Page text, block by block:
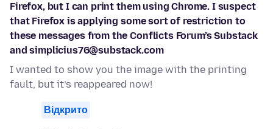
Firefox, but I can print them using Chrome. I suspect
that Firefox is applying some sort of restriction to
these messages from the Conflicts Forum’s Substack
and simplicius76@substack.com
I wanted to show you the image with the printing
fault, but it’s reappeared now!
Відкрито